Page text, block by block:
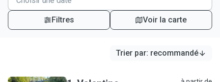
Filtres Voir la carte
Trier par: recommandé